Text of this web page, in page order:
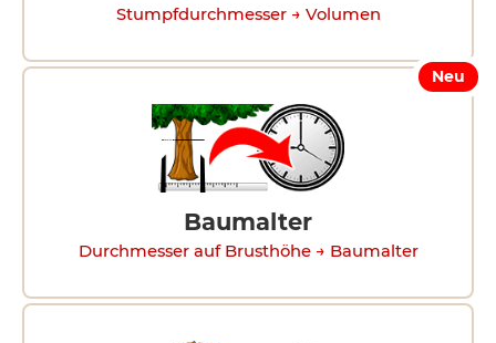
Stumpfdurchmesser → Volumen
Neu
Baumalter
Durchmesser auf Brusthöhe → Baumalter